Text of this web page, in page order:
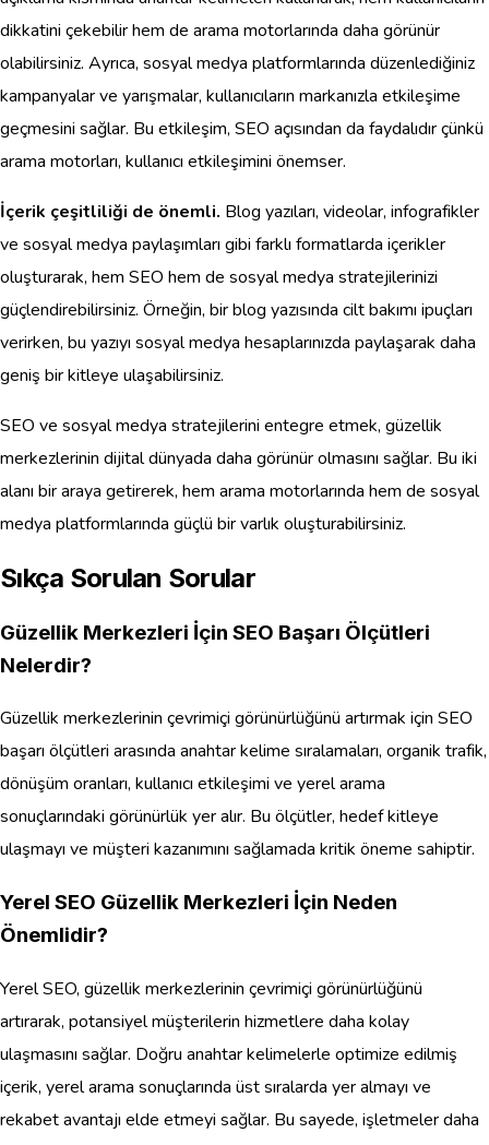
dikkatini çekebilir hem de arama motorlarında daha görünür
olabilirsiniz. Ayrıca, sosyal medya platformlarında düzenlediğiniz
kampanyalar ve yarışmalar, kullanıcıların markanızla etkileşime
geçmesini sağlar. Bu etkileşim, SEO açısından da faydalıdır çünkü
arama motorları, kullanıcı etkileşimini önemser.
İçerik çeşitliliği de önemli. Blog yazıları, videolar, infografikler
ve sosyal medya paylaşımları gibi farklı formatlarda içerikler
oluşturarak, hem SEO hem de sosyal medya stratejilerinizi
güçlendirebilirsiniz. Örneğin, bir blog yazısında cilt bakımı ipuçları
verirken, bu yazıyı sosyal medya hesaplarınızda paylaşarak daha
geniş bir kitleye ulaşabilirsiniz.
SEO ve sosyal medya stratejilerini entegre etmek, güzellik
merkezlerinin dijital dünyada daha görünür olmasını sağlar. Bu iki
alanı bir araya getirerek, hem arama motorlarında hem de sosyal
medya platformlarında güçlü bir varlık oluşturabilirsiniz.
Sıkça Sorulan Sorular
Güzellik Merkezleri İçin SEO Başarı Ölçütleri
Nelerdir?
Güzellik merkezlerinin çevrimiçi görünürlüğünü artırmak için SEO
başarı ölçütleri arasında anahtar kelime sıralamaları, organik trafik,
dönüşüm oranları, kullanıcı etkileşimi ve yerel arama
sonuçlarındaki görünürlük yer alır. Bu ölçütler, hedef kitleye
ulaşmayı ve müşteri kazanımını sağlamada kritik öneme sahiptir.
Yerel SEO Güzellik Merkezleri İçin Neden
Önemlidir?
Yerel SEO, güzellik merkezlerinin çevrimiçi görünürlüğünü
artırarak, potansiyel müşterilerin hizmetlere daha kolay
ulaşmasını sağlar. Doğru anahtar kelimelerle optimize edilmiş
içerik, yerel arama sonuçlarında üst sıralarda yer almayı ve
rekabet avantajı elde etmeyi sağlar. Bu sayede, işletmeler daha